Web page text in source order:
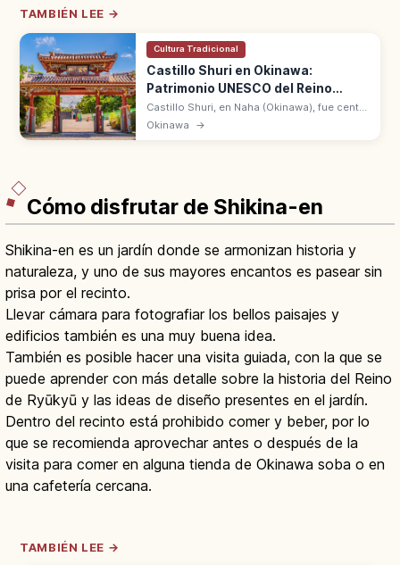
TAMBIÉN LEE →
Cultura Tradicional
Castillo Shuri en Okinawa:
Patrimonio UNESCO del Reino
Ryukyu
Castillo Shuri, en Naha (Okinawa), fue centro
del reino Ryukyu durante 450 años.
Okinawa →
Cómo disfrutar de Shikina-en
Shikina-en es un jardín donde se armonizan historia y
naturaleza, y uno de sus mayores encantos es pasear sin
prisa por el recinto.
Llevar cámara para fotografiar los bellos paisajes y
edificios también es una muy buena idea.
También es posible hacer una visita guiada, con la que se
puede aprender con más detalle sobre la historia del Reino
de Ryūkyū y las ideas de diseño presentes en el jardín.
Dentro del recinto está prohibido comer y beber, por lo
que se recomienda aprovechar antes o después de la
visita para comer en alguna tienda de Okinawa soba o en
una cafetería cercana.
TAMBIÉN LEE →